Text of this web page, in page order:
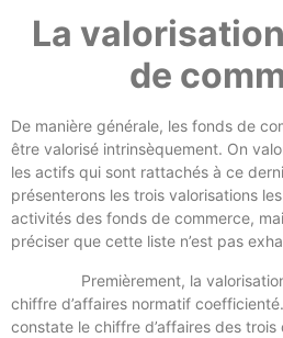
La
de
De manière générale, les fonds de
être valorisé intrinsèquement. On
les actifs qui sont rattachés à ce
présenterons les trois valorisations
activités des fonds de commerce,
préciser que cette liste n’est pas
Premièrement, la valorisation
chiffre d’affaires normatif coefficienté.
constate le chiffre d’affaires des